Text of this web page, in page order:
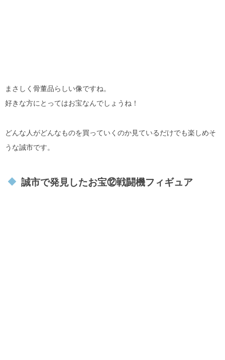
まさしく骨董品らしい像ですね。
好きな方にとってはお宝なんでしょうね！
どんな人がどんなものを買っていくのか見ているだけでも楽しめそ
うな誠市です。
誠市で発見したお宝⑫戦闘機フィギュア